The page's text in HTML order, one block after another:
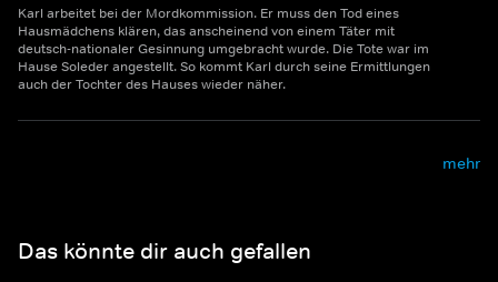
Karl arbeitet bei der Mordkommission. Er muss den Tod eines
Hausmädchens klären, das anscheinend von einem Täter mit
deutsch-nationaler Gesinnung umgebracht wurde. Die Tote war im
Hause Soleder angestellt. So kommt Karl durch seine Ermittlungen
auch der Tochter des Hauses wieder näher.
mehr
Das könnte dir auch gefallen